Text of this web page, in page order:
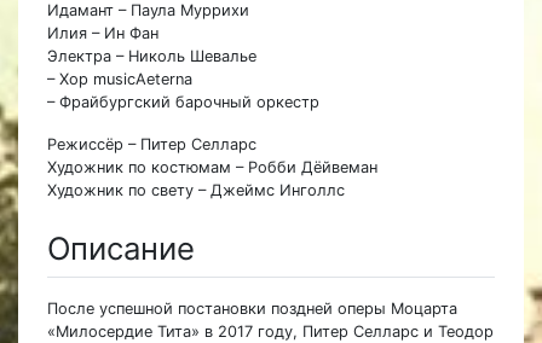
Идамант – Паула Муррихи
Илия – Ин Фан
Электра – Николь Шевалье
– Хор musicAeterna
– Фрайбургский барочный оркестр
Режиссёр – Питер Селларс
Художник по костюмам – Робби Дёйвеман
Художник по свету – Джеймс Инголлс
Описание
После успешной постановки поздней оперы Моцарта
«Милосердие Тита» в 2017 году, Питер Селларс и Теодор